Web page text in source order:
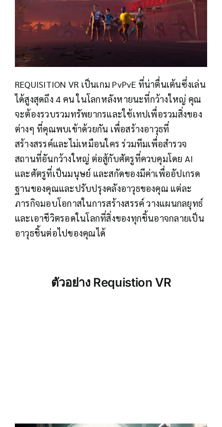
REQUISITION VR เป็นเกม PvPvE ที่น่าตื่นเต้นซึ่งเล่น
ได้สูงสุดถึง 4 คน ในโลกหลังหายนะที่กว้างใหญ่ คุณ
จะต้องรวบรวมทรัพยากรและใช้เทปเพื่อรวมสิ่งของ
ต่างๆ ที่คุณพบเข้าด้วยกัน เพื่อสร้างอาวุธที่
สร้างสรรค์และไม่เหมือนใคร ร่วมทีมเพื่อสำรวจ
สถานที่อันกว้างใหญ่ ต่อสู้กับศัตรูที่ควบคุมโดย AI
และศัตรูที่เป็นมนุษย์ และสกัดของมีค่าเพื่ออัปเกรด
ฐานของคุณและปรับปรุงคลังอาวุธของคุณ แต่ละ
ภารกิจมอบโอกาสในการสร้างสรรค์ วางแผนกลยุทธ์
และเอาชีวิตรอดในโลกที่สิ่งของทุกชิ้นอาจกลายเป็น
อาวุธชิ้นต่อไปของคุณได้
ตัวอย่าง Requistion VR